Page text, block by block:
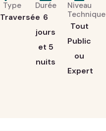
Type
Traversée
Durée
6
jours
et 5
nuits
Niveau
Technique
Tout
Public
ou
Expert